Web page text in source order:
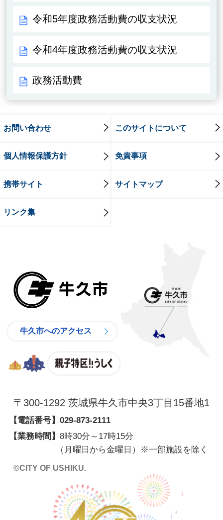
令和5年度政務活動費の収支状況
令和4年度政務活動費の収支状況
政務活動費
お問い合わせ このサイトについて
個人情報保護方針 免責事項
携帯サイト サイトマップ
リンク集
牛久市へのアクセス
〒300-1292 茨城県牛久市中央3丁目15番地1
【電話番号】 029-873-2111
【業務時間】 8時30分～17時15分
（月曜日から金曜日）※一部施設を除く
©CITY OF USHIKU.